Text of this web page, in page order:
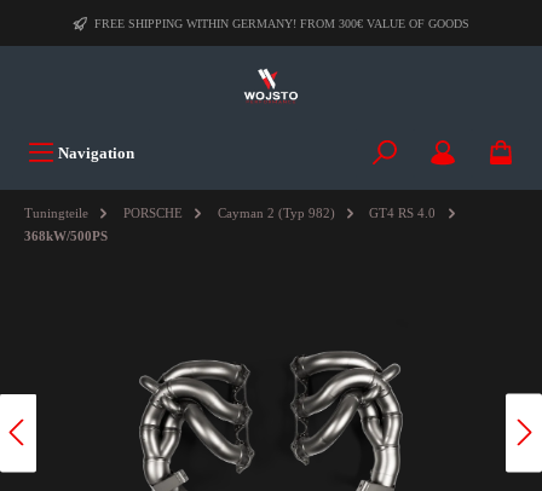
FREE SHIPPING WITHIN GERMANY! FROM 300€ VALUE OF GOODS
Navigation
Tuningteile PORSCHE Cayman 2 (Typ 982)
GT4 RS 4.0
368kW/500PS